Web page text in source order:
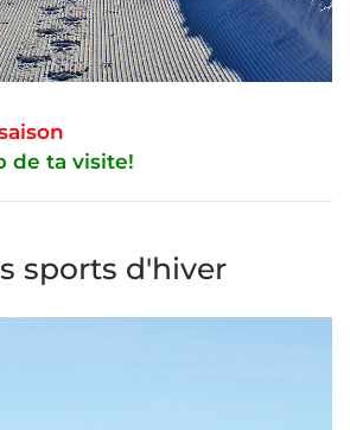
de ta visite!
sports d'hiver